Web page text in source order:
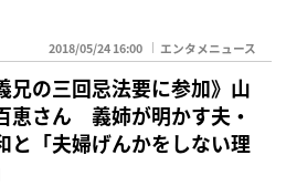
2018/05/24 16:00 エンタメニュース
兄の三回忌法要に参加》山
恵さん 義姉が明かす夫・
と「夫婦げんかをしない理